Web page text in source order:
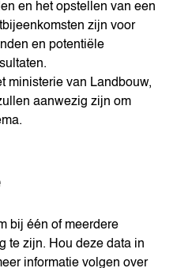
en het opstellen van een
zijn voor
en potentiële
ministerie van Landbouw,
aanwezig zijn om
bij één of meerdere
te zijn. Hou deze data in
informatie volgen over